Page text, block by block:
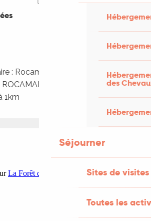
des
Séjourner
Sites de visites
Toutes les
: Rocamadour - Padirac à 3km
- Bourg
1km